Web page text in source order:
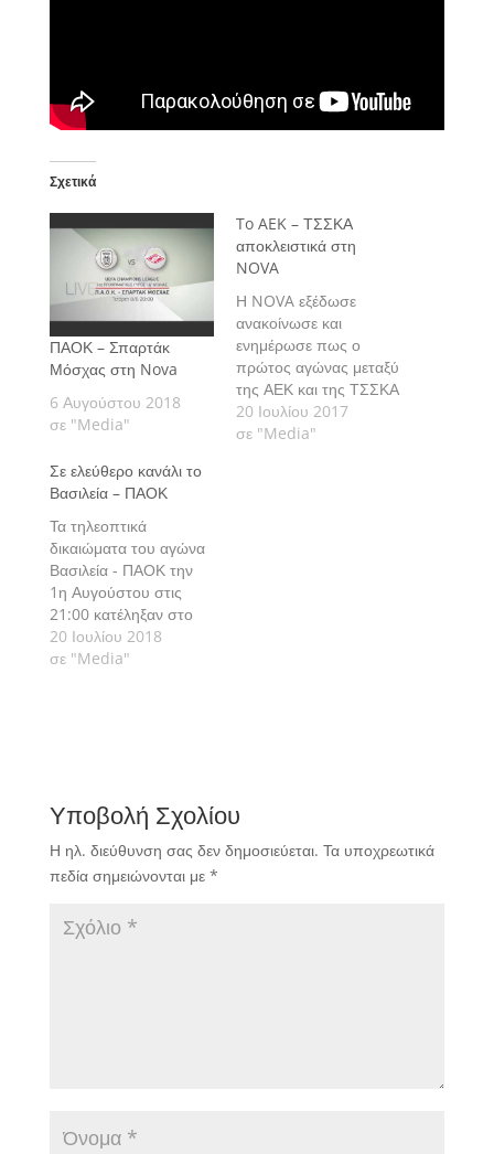
Σχετικά
ΠΑΟΚ – Σπαρτάκ
Μόσχας στη Nova
6 Αυγούστου 2018
σε "Media"
To AEK – ΤΣΣΚΑ
αποκλειστικά στη
NOVA
Η NOVA εξέδωσε
ανακοίνωσε και
ενημέρωσε πως ο
πρώτος αγώνας μεταξύ
της ΑΕΚ και της ΤΣΣΚΑ
Μόσχας για τον τρίτο
προκριματικό γύρο του
20 Ιουλίου 2017
σε "Media"
Σε ελεύθερο κανάλι το
Βασιλεία – ΠΑΟΚ
Τα τηλεοπτικά
δικαιώματα του αγώνα
Βασιλεία - ΠΑΟΚ την
1η Αυγούστου στις
21:00 κατέληξαν στο
τηλεοπτικό κανάλι του
ιδιοκτήτη του
20 Ιουλίου 2018
σε "Media"
Υποβολή Σχολίου
Η ηλ. διεύθυνση σας δεν δημοσιεύεται. Τα υποχρεωτικά
πεδία σημειώνονται με *